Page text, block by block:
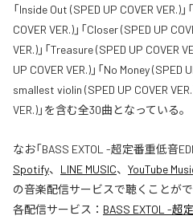
「Inside Out (SPED UP COVER VER.)
COVER VER.)」「Closer (SPED UP
VER.)」「Treasure (SPED UP COVER
UP COVER VER.)」「No Money (SPED
smallest violin (SPED UP COVER
VER.)」を含む全30曲となっている。
なお「BASS EXTOL -超定番重低音
Spotify、 LINE MUSIC、 YouTube
の音楽配信サービスで聴くことがで
各配信サービス： BASS EXTOL -超